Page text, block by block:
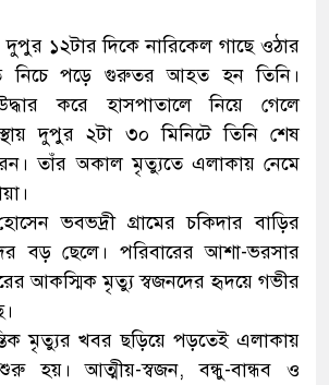
১২টার দিকে নারিকেল গাছে ওঠার
নিচে পড়ে গুরুতর আহত হন তিনি।
করে হাসপাতালে নিয়ে গেলে
দুপুর ২টা ৩০ মিনিটে তিনি শেষ
তাঁর অকাল মৃত্যুতে এলাকায় নেমে
ভবভদ্রী গ্রামের চকিদার বাড়ির
বড় ছেলে। পরিবারের আশা-ভরসার
আকস্মিক মৃত্যু স্বজনদের হৃদয়ে গভীর
মৃত্যুর খবর ছড়িয়ে পড়তেই এলাকায়
হয়। আত্মীয়-স্বজন, বন্ধু-বান্ধব ও